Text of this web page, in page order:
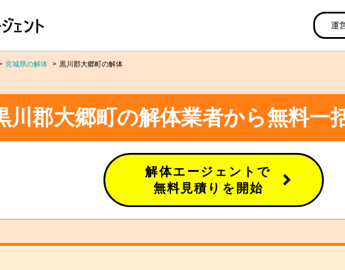
運
宮城県の解体 黒川郡大郷町の解体
川郡大郷町の解体業者から無料一
解体エージェントで
無料見積りを開始